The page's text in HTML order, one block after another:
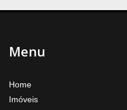
Menu
Home
Imóveis